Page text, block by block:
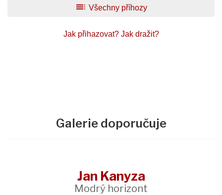
toc Všechny příhozy
Jak přihazovat? Jak dražit?
Galerie doporučuje
Jan Kanyza
Modrý horizont